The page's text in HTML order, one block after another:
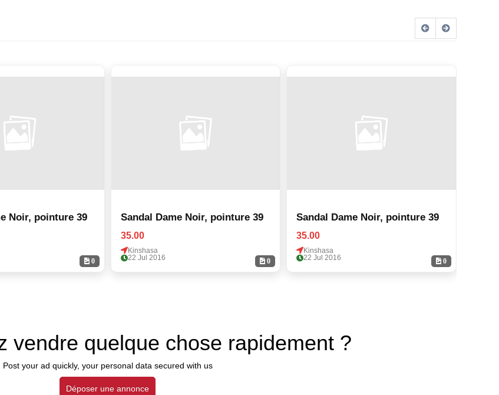
0
Noir, pointure 39
0
Sandal Dame Noir, pointure 39
35.00
Kinshasa
22 Jul 2016
0
Sandal Dame Noir, pointure 39
35.00
Kinshasa
22 Jul 2016
vendre quelque chose rapidement ?
Post your ad quickly, your personal data secured with us
Déposer une annonce